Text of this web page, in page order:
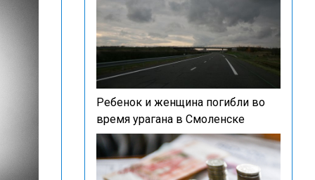
Ребенок и женщина погибли во
время урагана в Смоленске